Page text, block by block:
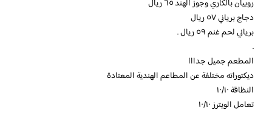
روبيان بالكاري وجوز الهند ٦٥ ريال
دجاج برياني ٥٧ ريال
برياني لحم غنم ٥٩ ريال .
.
المطعم جميل جدااا
ديكتوراته مختلفة عن المطاعم الهندية المعتادة
النظافة ١٠/١٠
تعامل الويترز ١٠/١٠